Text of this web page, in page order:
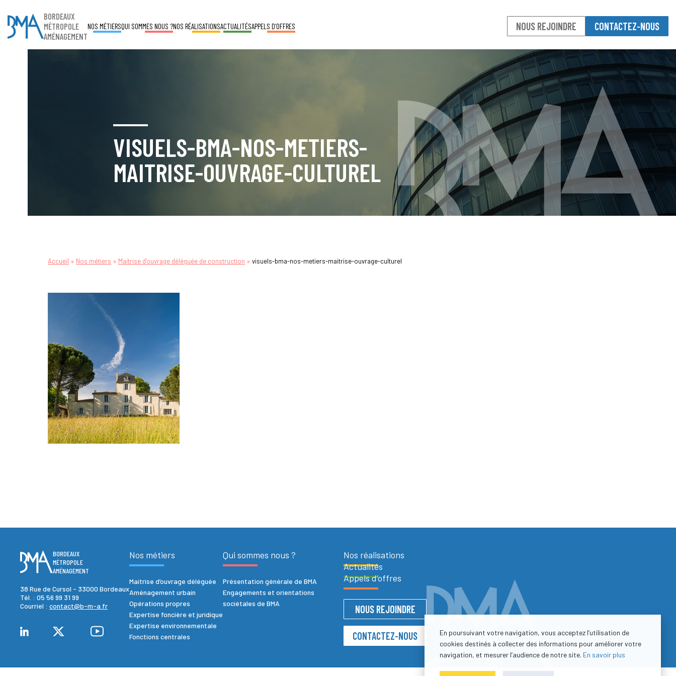
BORDEAUX
MÉTROPOLE
AMÉNAGEMENT
NOS MÉTIERSQUI SOMMES NOUS ?NOS RÉALISATIONSACTUALITÉSAPPELS D’OFFRES NOUS REJOINDRE CONTACTEZ-NOUS
VISUELS-BMA-NOS-METIERS-
MAITRISE-OUVRAGE-CULTUREL
Accueil » Nos métiers » Maitrise d’ouvrage déléguée de construction » visuels-bma-nos-metiers-maitrise-ouvrage-culturel
BORDEAUX
MÉTROPOLE
AMÉNAGEMENT
38 Rue de Cursol - 33000 Bordeaux
Tél. : 05 56 99 31 99
Courriel : contact@b-m-a.fr
Nos métiers
Maitrise d’ouvrage déléguée
Aménagement urbain
Opérations propres
Expertise foncière et juridique
Expertise environnementale
Fonctions centrales
Qui sommes nous ?
Présentation générale de BMA
Engagements et orientations
sociétales de BMA
Nos réalisations
Actualités
Appels d’offres
NOUS REJOINDRE
CONTACTEZ-NOUS
En poursuivant votre navigation, vous acceptez l’utilisation de
cookies destinés à collecter des informations pour améliorer votre
navigation, et mesurer l’audience de notre site. En savoir plus